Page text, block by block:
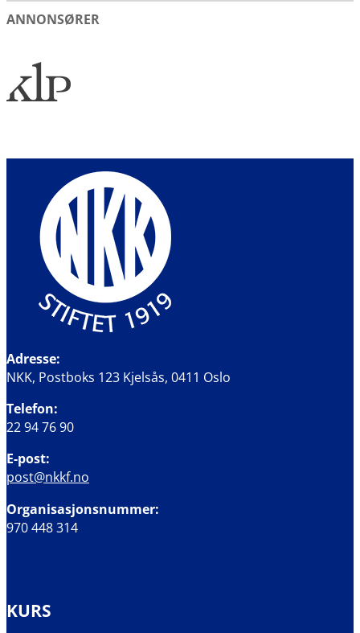
ANNONSØRER
Adresse:
NKK, Postboks 123 Kjelsås, 0411 Oslo
Telefon:
22 94 76 90
E-post:
post@nkkf.no
Organisasjonsnummer:
970 448 314
KURS